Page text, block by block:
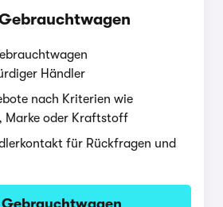
Händler
nach Kriterien wie
Marke oder Kraftstoff
für Rückfragen und
Gebrauchtwagen